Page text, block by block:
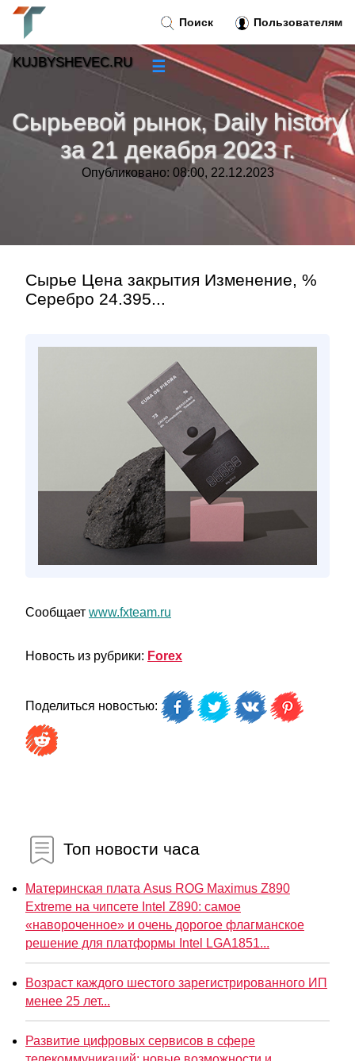
Сырьевой рынок, Daily history
за 21 декабря 2023 г.
Опубликовано: 08:00, 22.12.2023
Сырье Цена закрытия Изменение, %
Серебро 24.395...
Сообщает www.fxteam.ru
Новость из рубрики: Forex
Поделиться новостью:
Топ новости часа
Материнская плата Asus ROG Maximus Z890
Extreme на чипсете Intel Z890: самое
«навороченное» и очень дорогое флагманское
решение для платформы Intel LGA1851...
Возраст каждого шестого зарегистрированного ИП
менее 25 лет...
Развитие цифровых сервисов в сфере
Поиск Пользователям
KUJBYSHEVEC.RU ☰
»
Тренды новостей »
»
Контакт»